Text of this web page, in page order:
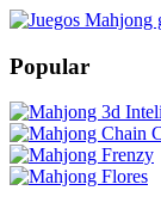
Popular